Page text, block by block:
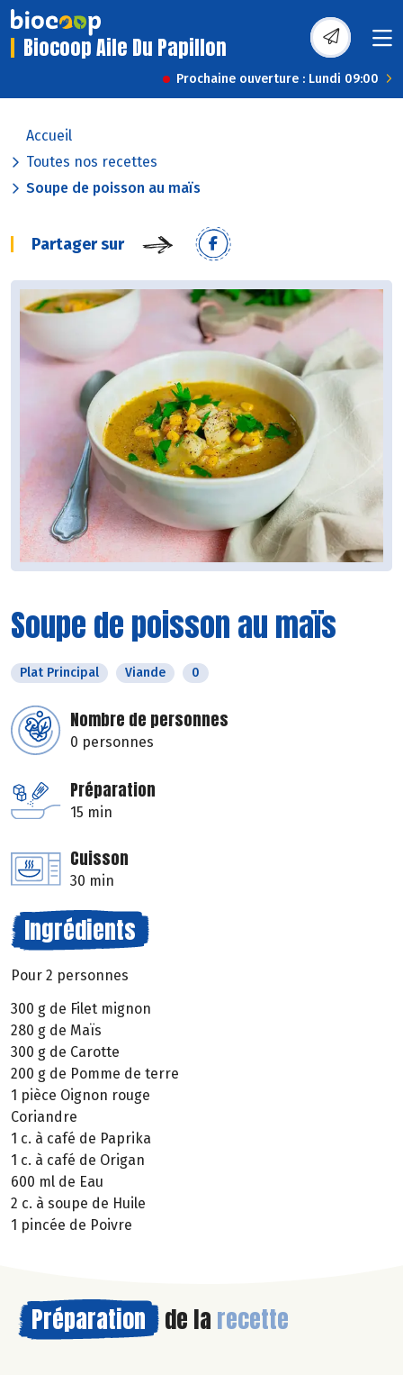
Biocoop Aile Du Papillon
Prochaine ouverture : Lundi 09:00
Accueil
Toutes nos recettes
Soupe de poisson au maïs
Partager sur
Soupe de poisson au maïs
Plat Principal Viande 0
Nombre de personnes
0 personnes
Préparation
15 min
Cuisson
30 min
Ingrédients
Pour 2 personnes
300 g de Filet mignon
280 g de Maïs
300 g de Carotte
200 g de Pomme de terre
1 pièce Oignon rouge
Coriandre
1 c. à café de Paprika
1 c. à café de Origan
600 ml de Eau
2 c. à soupe de Huile
1 pincée de Poivre
Préparation de la recette